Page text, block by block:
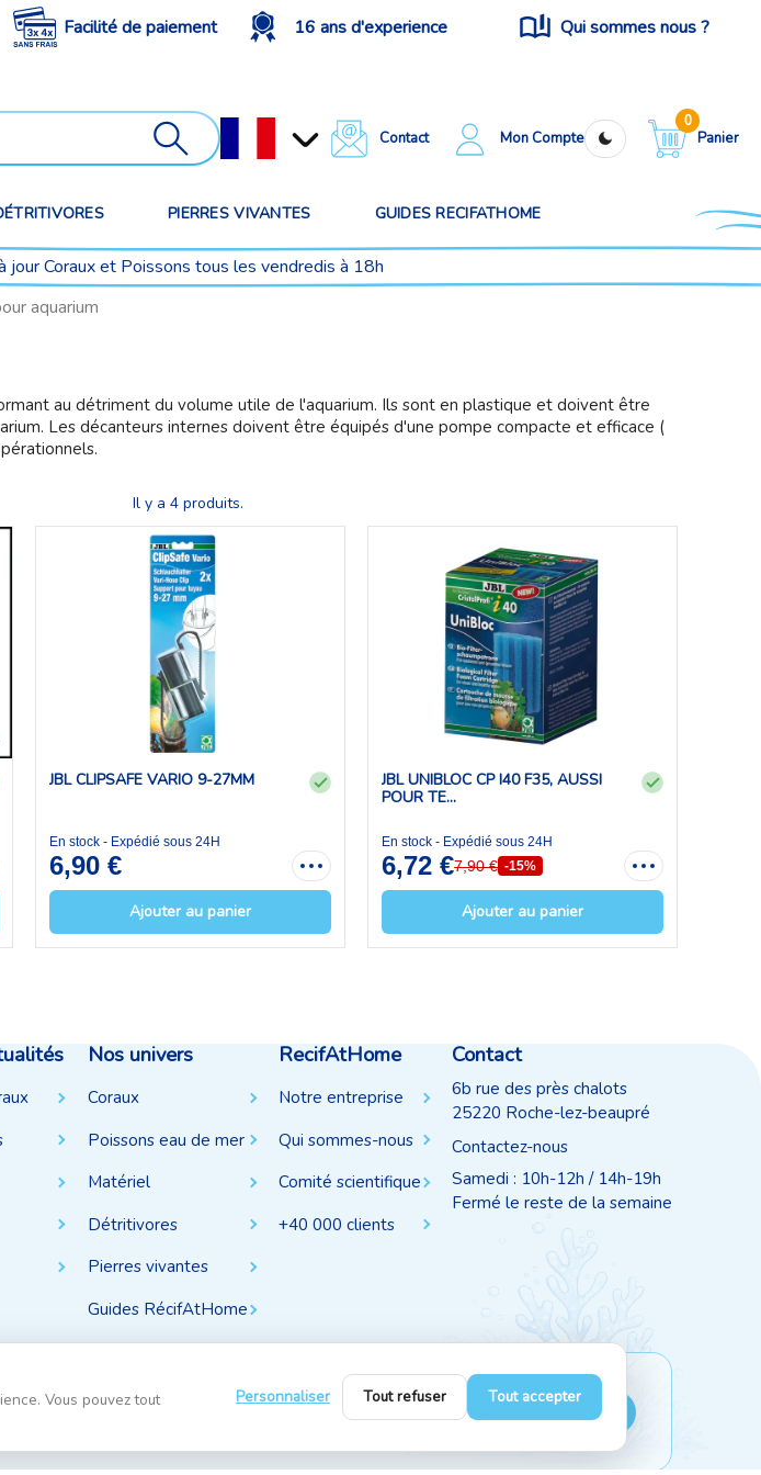
Facilité de paiement 16 ans d'experience Qui sommes nous ?
Contact Mon Compte
0
Panier
PIERRES VIVANTES GUIDES RECIFATHOME
Coraux et Poissons tous les vendredis à 18h
aquarium
au détriment du volume utile de l'aquarium. Ils sont en plastique et doivent être
Les décanteurs internes doivent être équipés d'une pompe compacte et efficace (
Il y a 4 produits.
JBL CLIPSAFE VARIO 9-27MM
En stock - Expédié sous 24H
6,90 €
Ajouter au panier
JBL UNIBLOC CP I40 F35, AUSSI
POUR TE...
En stock - Expédié sous 24H
6,72 €7,90 € -15%
Ajouter au panier
Nos univers
Coraux
Poissons eau de mer
Matériel
Détritivores
Pierres vivantes
Guides RécifAtHome
RecifAtHome
Notre entreprise
Qui sommes-nous
Comité scientifique
+40 000 clients
Contact
6b rue des près chalots
25220 Roche-lez-beaupré
Contactez-nous
Samedi : 10h-12h / 14h-19h
Fermé le reste de la semaine
Suivez-nous
Vous pouvez tout
Personnaliser Tout refuser Tout accepter